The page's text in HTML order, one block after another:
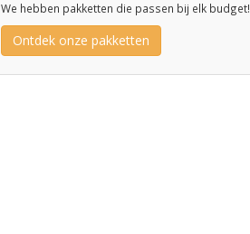
We hebben pakketten die passen bij elk budget!
Ontdek onze pakketten